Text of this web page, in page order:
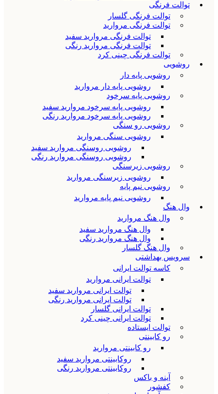
توالت فرنگی
توالت فرنگی گلسار
توالت فرنگی مروارید
توالت فرنگی مروارید سفید
توالت فرنگی مروارید رنگی
توالت فرنگی چینی کرد
روشویی
روشویی پایه دار
روشویی پایه دار مروارید
روشویی پایه سرخود
روشویی پایه سرخود مروارید سفید
روشویی پایه سرخود مروارید رنگی
روشویی رو سنگی
روشویی سنگی مروارید
روشویی روسنگی مروارید سفید
روشویی روسنگی مروارید رنگی
روشویی زیرسنگی
روشویی زیرسنگی مروارید
روشویی نیم پایه
روشویی نیم پایه مروارید
وال هنگ
وال هنگ مروارید
وال هنگ مروارید سفید
وال هنگ مروارید رنگی
وال هنگ گلسار
سرویس بهداشتی
کاسه توالت ایرانی
توالت ایرانی مروارید
توالت ایرانی مروارید سفید
توالت ایرانی مروارید رنگی
توالت ایرانی گلسار
توالت ایرانی چینی کرد
توالت ایستاده
رو کابینتی
رو کابینتی مروارید
روکابینتی مروارید سفید
روکابینتی مروارید رنگی
آینه و باکس
کفشور